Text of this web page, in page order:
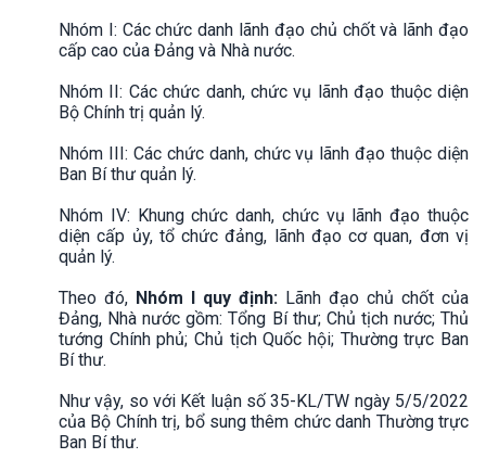
Nhóm I: Các chức danh lãnh đạo chủ chốt và lãnh đạo
cấp cao của Đảng và Nhà nước.
Nhóm II: Các chức danh, chức vụ lãnh đạo thuộc diện
Bộ Chính trị quản lý.
Nhóm III: Các chức danh, chức vụ lãnh đạo thuộc diện
Ban Bí thư quản lý.
Nhóm IV: Khung chức danh, chức vụ lãnh đạo thuộc
diện cấp ủy, tổ chức đảng, lãnh đạo cơ quan, đơn vị
quản lý.
Theo đó, Nhóm I quy định: Lãnh đạo chủ chốt của
Đảng, Nhà nước gồm: Tổng Bí thư; Chủ tịch nước; Thủ
tướng Chính phủ; Chủ tịch Quốc hội; Thường trực Ban
Bí thư.
Như vậy, so với Kết luận số 35-KL/TW ngày 5/5/2022
của Bộ Chính trị, bổ sung thêm chức danh Thường trực
Ban Bí thư.